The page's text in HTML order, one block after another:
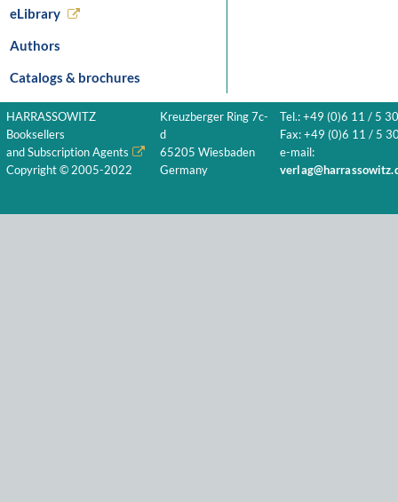
eLibrary
Authors
Catalogs & brochures
HARRASSOWITZ
Booksellers
and Subscription Agents
Copyright © 2005-2022
Kreuzberger Ring 7c-
d
65205 Wiesbaden
Germany
Tel.: +49 (0)6 11 / 5
Fax: +49 (0)6 11 / 5
e-mail: